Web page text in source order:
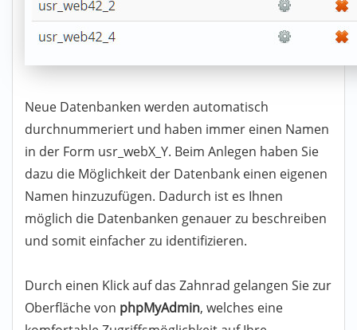
Neue Datenbanken werden automatisch
durchnummeriert und haben immer einen Namen
in der Form usr_webX_Y. Beim Anlegen haben Sie
dazu die Möglichkeit der Datenbank einen eigenen
Namen hinzuzufügen. Dadurch ist es Ihnen
möglich die Datenbanken genauer zu beschreiben
und somit einfacher zu identifizieren.
Durch einen Klick auf das Zahnrad gelangen Sie zur
Oberfläche von phpMyAdmin, welches eine